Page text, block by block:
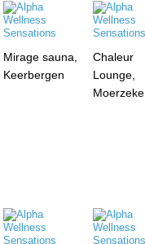
Mirage sauna,
Keerbergen
Chaleur
Lounge,
Moerzeke